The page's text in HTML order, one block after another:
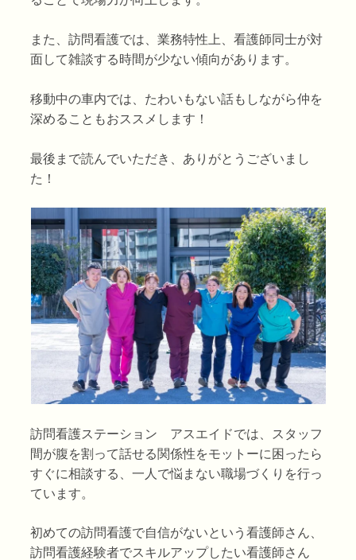
また、訪問看護では、業務特性上、看護師同士が対
面して雑談する時間が少ない傾向があります。
移動中の車内では、たわいもない話もしながら仲を
深めることもおススメします！
最後まで読んでいただき、ありがとうございまし
た！
訪問看護ステーション アスエイドでは、スタッフ
間が腹を割って話せる関係性をモットーに困ったら
すぐに相談する、一人で悩まない職場づくりを行っ
ています。
初めての訪問看護で自信がないという看護師さん、
訪問看護経験者でスキルアップしたい看護師さん